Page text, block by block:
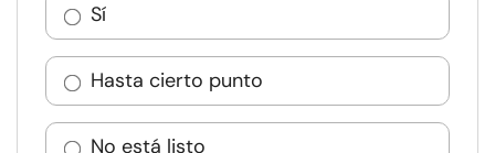
Sí
Hasta cierto punto
No está listo